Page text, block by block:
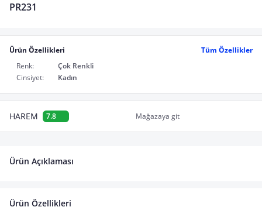
PR231
Ürün Özellikleri
Tüm Özellikler
Renk:
Çok Renkli
Cinsiyet:
Kadın
HAREM 7.8 Mağazaya git
Ürün Açıklaması
Ürün Özellikleri